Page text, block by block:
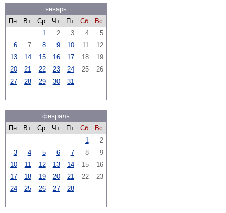
январь
Пн
Вт Ср Чт Пт Сб
Вс
1
2 3 4
5
6
7 8 9 10 11
12
13
14 15 16 17 18
19
20
21 22 23 24 25
26
27
28 29 30 31
февраль
Пн
Вт Ср Чт Пт Сб
Вс
1
2
3
4 5 6 7 8
9
10
11 12 13 14 15
16
17
18 19 20 21 22
23
24
25 26 27 28